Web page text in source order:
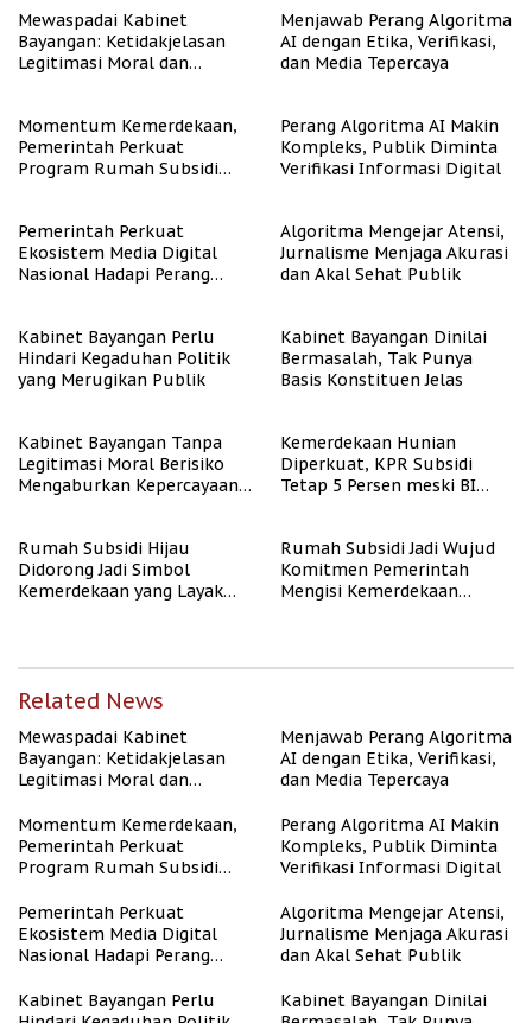
Mewaspadai Kabinet
Bayangan: Ketidakjelasan
Legitimasi Moral dan
Menjawab Perang Algoritma
AI dengan Etika, Verifikasi,
dan Media Tepercaya
Momentum Kemerdekaan,
Pemerintah Perkuat
Program Rumah Subsidi
Perang Algoritma AI Makin
Kompleks, Publik Diminta
Verifikasi Informasi Digital
Pemerintah Perkuat
Ekosistem Media Digital
Nasional Hadapi Perang
Algoritma Mengejar Atensi,
Jurnalisme Menjaga Akurasi
dan Akal Sehat Publik
Kabinet Bayangan Perlu
Hindari Kegaduhan Politik
yang Merugikan Publik
Kabinet Bayangan Dinilai
Bermasalah, Tak Punya
Basis Konstituen Jelas
Kabinet Bayangan Tanpa
Legitimasi Moral Berisiko
Mengaburkan Kepercayaan
Kemerdekaan Hunian
Diperkuat, KPR Subsidi
Tetap 5 Persen meski BI
Rumah Subsidi Hijau
Didorong Jadi Simbol
Kemerdekaan yang Layak
Rumah Subsidi Jadi Wujud
Komitmen Pemerintah
Mengisi Kemerdekaan
Related News
Mewaspadai Kabinet
Bayangan: Ketidakjelasan
Legitimasi Moral dan
Menjawab Perang Algoritma
AI dengan Etika, Verifikasi,
dan Media Tepercaya
Momentum Kemerdekaan,
Pemerintah Perkuat
Program Rumah Subsidi
Berpenghasilan Rendah
Perang Algoritma AI Makin
Kompleks, Publik Diminta
Verifikasi Informasi Digital
Pemerintah Perkuat
Ekosistem Media Digital
Nasional Hadapi Perang
Algoritma Mengejar Atensi,
Jurnalisme Menjaga Akurasi
dan Akal Sehat Publik
Kabinet Bayangan Perlu
Kabinet Bayangan Dinilai